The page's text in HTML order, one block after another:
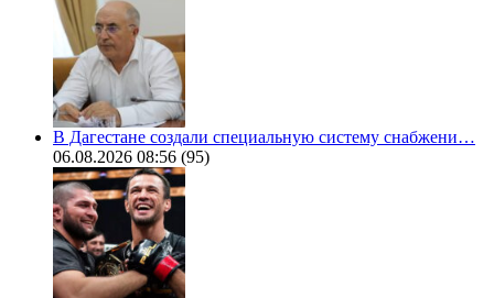
В Дагестане создали специальную систему снабжени…
06.08.2026 08:56 (95)